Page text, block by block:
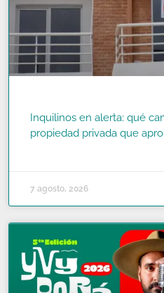
Inquilinos en alerta: qué
propiedad privada que
7 agosto, 2026